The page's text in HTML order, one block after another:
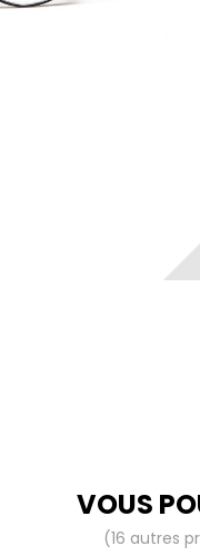
VOUS
(16 autres